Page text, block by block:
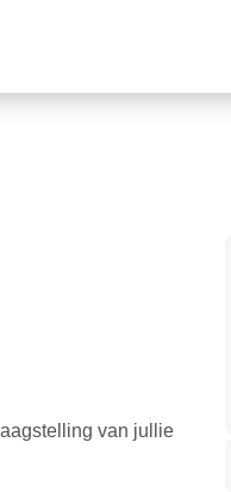
van jullie